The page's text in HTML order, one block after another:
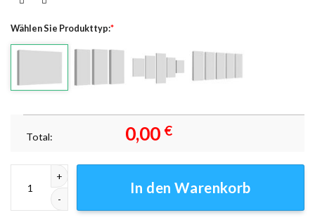
Wählen Sie Produkttyp:*
Total: 0,00 €
In den Warenkorb